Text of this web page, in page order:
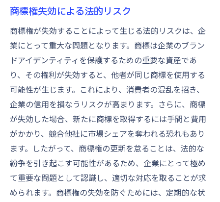
商標権失効による法的リスク
商標権が失効することによって生じる法的リスクは、企
業にとって重大な問題となります。商標は企業のブラン
ドアイデンティティを保護するための重要な資産であ
り、その権利が失効すると、他者が同じ商標を使用する
可能性が生じます。これにより、消費者の混乱を招き、
企業の信用を損なうリスクが高まります。さらに、商標
が失効した場合、新たに商標を取得するには手間と費用
がかかり、競合他社に市場シェアを奪われる恐れもあり
ます。したがって、商標権の更新を怠ることは、法的な
紛争を引き起こす可能性があるため、企業にとって極め
て重要な問題として認識し、適切な対応を取ることが求
められます。商標権の失効を防ぐためには、定期的な状